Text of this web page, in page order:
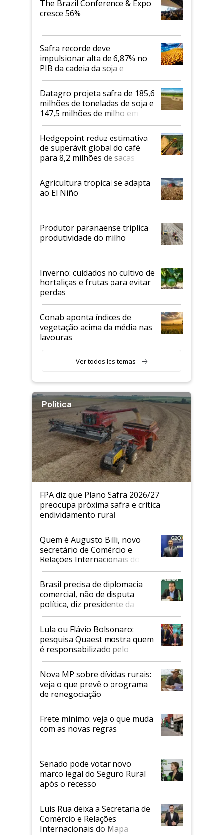
The Brazil Conference & Expo
cresce 56%
Safra recorde deve
impulsionar alta de 6,87% no
PIB da cadeia da soja e
biodiesel em 2026
Datagro projeta safra de 185,6
milhões de toneladas de soja e
147,5 milhões de milho em
2026/27
Hedgepoint reduz estimativa
de superávit global do café
para 8,2 milhões de sacas
Agricultura tropical se adapta
ao El Niño
Produtor paranaense triplica
produtividade do milho
Inverno: cuidados no cultivo de
hortaliças e frutas para evitar
perdas
Conab aponta índices de
vegetação acima da média nas
lavouras
Ver todos los temas
Política
FPA diz que Plano Safra 2026/27
preocupa próxima safra e critica
endividamento rural
Quem é Augusto Billi, novo
secretário de Comércio e
Relações Internacionais do
Mapa
Brasil precisa de diplomacia
comercial, não de disputa
política, diz presidente da
Faesp
Lula ou Flávio Bolsonaro:
pesquisa Quaest mostra quem
é responsabilizado pelo
tarifaço dos EUA
Nova MP sobre dívidas rurais:
veja o que prevê o programa
de renegociação
Frete mínimo: veja o que muda
com as novas regras
Senado pode votar novo
marco legal do Seguro Rural
após o recesso
Luis Rua deixa a Secretaria de
Comércio e Relações
Internacionais do Mapa